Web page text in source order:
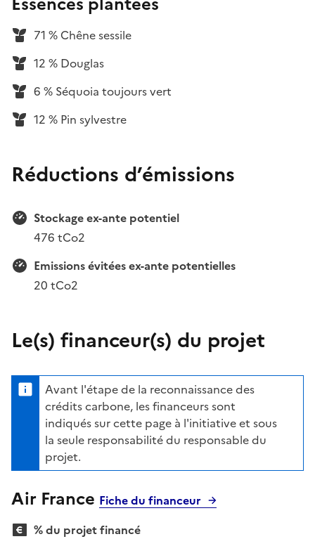
71 % Chêne sessile
12 % Douglas
6 % Séquoia toujours vert
12 % Pin sylvestre
Réductions d’émissions
Stockage ex-ante potentiel
476 tCo2
Emissions évitées ex-ante potentielles
20 tCo2
Le(s) financeur(s) du projet
Avant l'étape de la reconnaissance des
crédits carbone, les financeurs sont
indiqués sur cette page à l'initiative et sous
la seule responsabilité du responsable du
projet.
Air France Fiche du financeur
% du projet financé